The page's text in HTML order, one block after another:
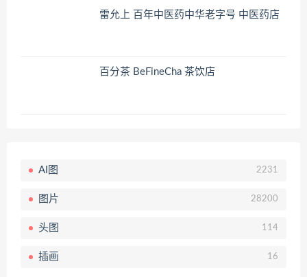
雷允上 百年中医药中华老字号 中医药店
百分茶 BeFineCha 茶饮店
AI图 2231
图片 28200
头图 114
插画 16